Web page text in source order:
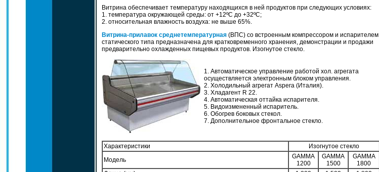
Витрина обеспечивает температуру находящихся в ней продуктов при следующих условиях:
1. температура окружающей среды: от +12ºC до +32ºC;
2. относительная влажность воздуха: не выше 65%.
Витрина-прилавок среднетемпературная (ВПС) со встроенным компрессором и испарителем
статического типа предназначена для кратковременного хранения, демонстрации и продажи
предварительно охлажденных пищевых продуктов. Изогнутое стекло.
1. Автоматическое управление работой хол. агрегата
осуществляется электронным блоком управления.
2. Холодильный агрегат Aspera (Италия).
3. Хладагент R 22.
4. Автоматическая оттайка испарителя.
5. Видоизмененный испаритель.
6. Обогрев боковых стекол.
7. Дополнительное фронтальное стекло.
Характеристики
Изогнутое стекло
Модель
GAMMA
1200
GAMMA
1500
GAMMA
1800